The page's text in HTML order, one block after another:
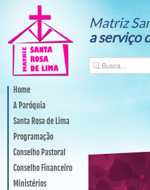
Home
A Paróquia
Santa Rosa de Lima
Programação
Conselho Pastoral
Conselho Financeiro
Ministérios
Matriz
a serviço